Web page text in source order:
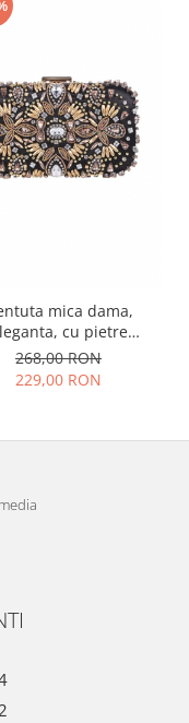
mica dama,
cu pietre
clutch,
155x90x40mm
268,00 RON
229,00 RON